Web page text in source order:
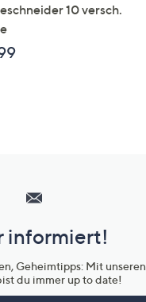
10 versch.
informiert!
Geheimtipps: Mit unseren
du immer up to date!